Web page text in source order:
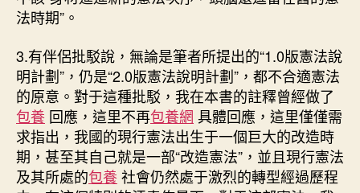
法時期”。
3.有伴侶批駁說，無論是筆者所提出的“1.0版憲法說
明計劃”，仍是“2.0版憲法說明計劃”，都不合適憲法
的原意。對于這種批駁，我在本書的註釋曾經做了
包養 回應，這里不再包養網 具體回應，這里僅僅需
求指出，我國的現行憲法出生于一個巨大的改造時
期，甚至其自己就是一部“改造憲法”，並且現行憲法
及其所處的包養社會仍然處于激烈的轉型經過歷程